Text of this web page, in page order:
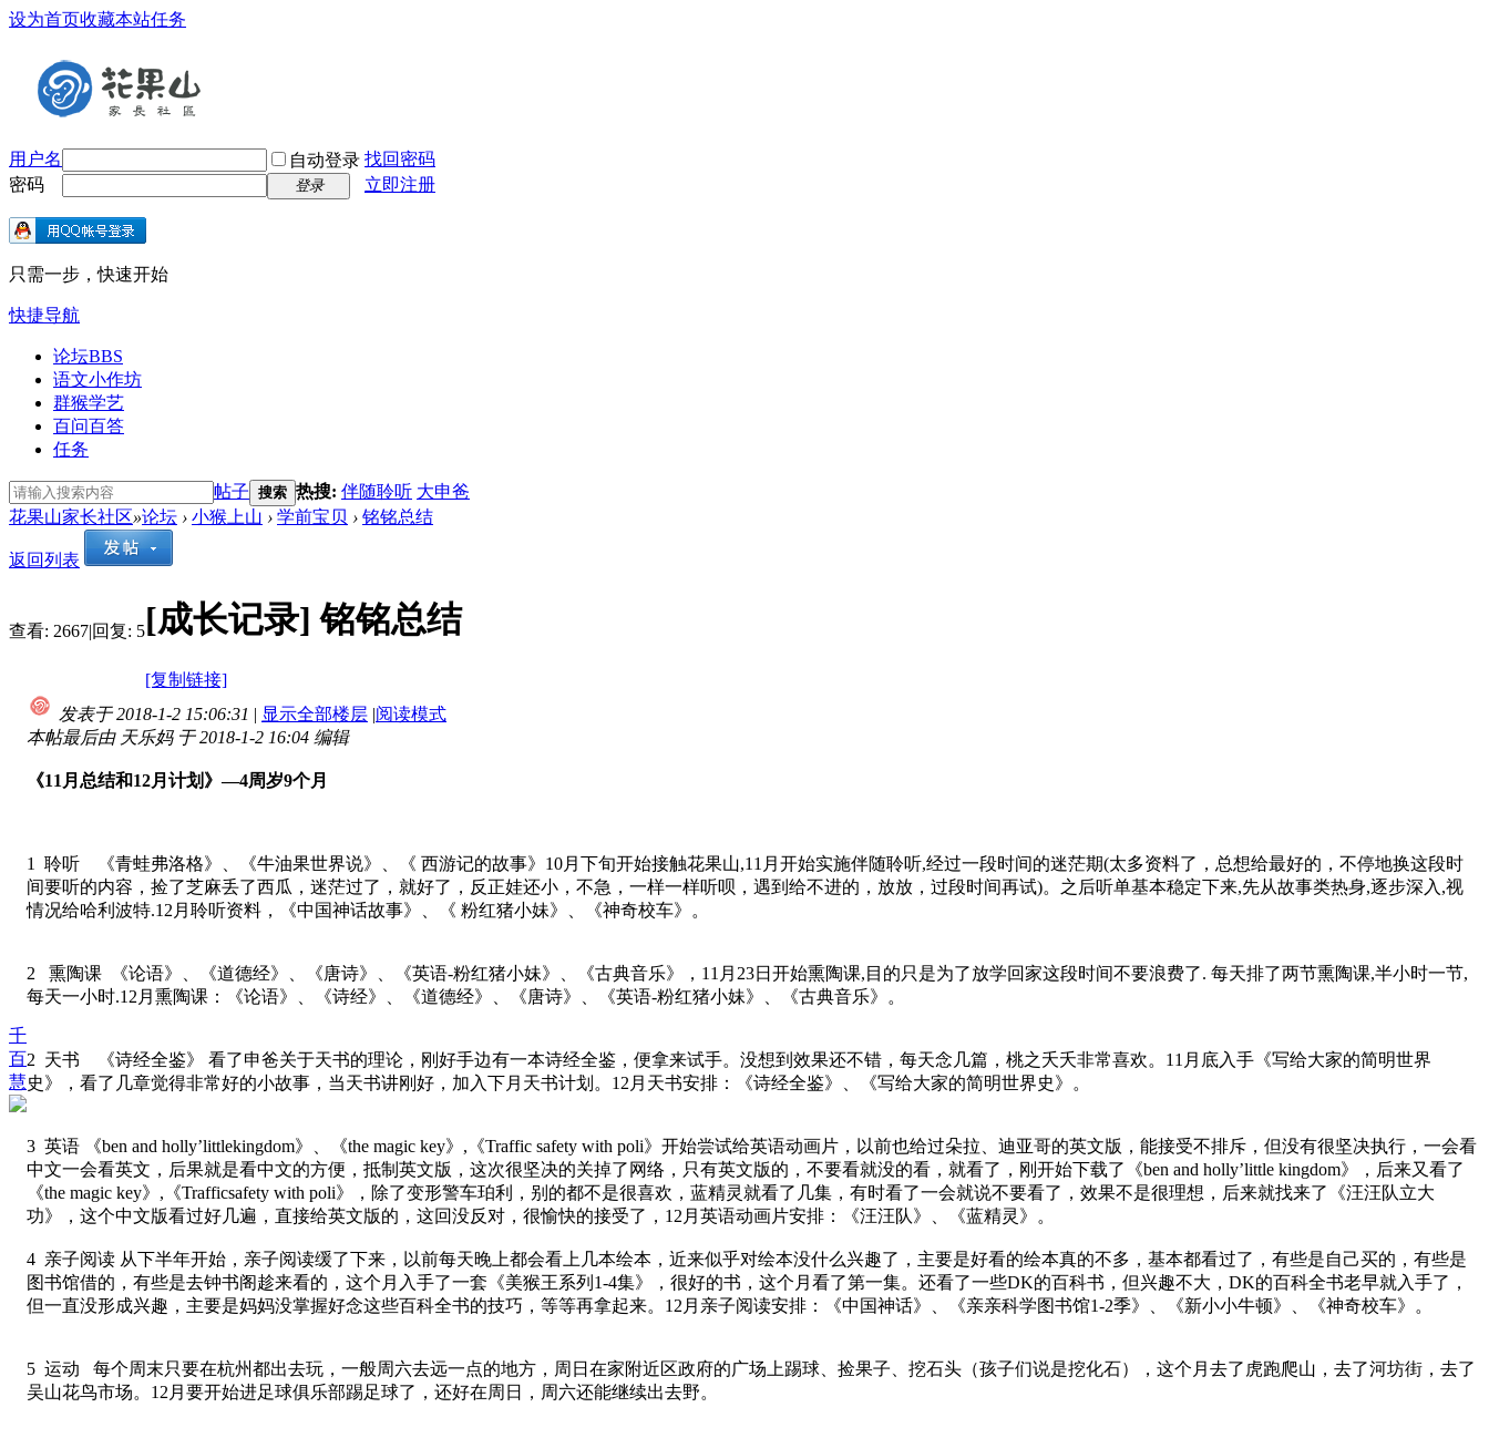
设为首页收藏本站任务
用户名 自动登录 找回密码
密码
登录 立即注册
只需一步，快速开始
快捷导航
论坛BBS
语文小作坊
群猴学艺
百问百答
任务
帖子 搜索 热搜: 伴随聆听 大申爸
花果山家长社区»论坛 › 小猴上山 › 学前宝贝 › 铭铭总结
返回列表
查看: 2667|回复: 5[成长记录]铭铭总结
[复制链接]
千
百
慧
发表于 2018-1-2 15:06:31 | 显示全部楼层 |阅读模式
本帖最后由 天乐妈 于 2018-1-2 16:04 编辑
《11月总结和12月计划》—4周岁9个月
1 聆听 《青蛙弗洛格》、《牛油果世界说》、《 西游记的故事》10月下旬开始接触花果山,11月开始实施伴随聆听,经过一段时间的迷茫期(太多资料了，总想给最好的，不停地换这段时
间要听的内容，捡了芝麻丢了西瓜，迷茫过了，就好了，反正娃还小，不急，一样一样听呗，遇到给不进的，放放，过段时间再试)。之后听单基本稳定下来,先从故事类热身,逐步深入,视
情况给哈利波特.12月聆听资料，《中国神话故事》、《 粉红猪小妹》、《神奇校车》。
2 熏陶课 《论语》、《道德经》、《唐诗》、《英语-粉红猪小妹》、《古典音乐》，11月23日开始熏陶课,目的只是为了放学回家这段时间不要浪费了. 每天排了两节熏陶课,半小时一节,
每天一小时.12月熏陶课：《论语》、《诗经》、《道德经》、《唐诗》、《英语-粉红猪小妹》、《古典音乐》。
2 天书 《诗经全鉴》 看了申爸关于天书的理论，刚好手边有一本诗经全鉴，便拿来试手。没想到效果还不错，每天念几篇，桃之夭夭非常喜欢。11月底入手《写给大家的简明世界
史》，看了几章觉得非常好的小故事，当天书讲刚好，加入下月天书计划。12月天书安排：《诗经全鉴》、《写给大家的简明世界史》。
3 英语 《ben and holly’littlekingdom》、《the magic key》,《Traffic safety with poli》开始尝试给英语动画片，以前也给过朵拉、迪亚哥的英文版，能接受不排斥，但没有很坚决执行，一会看
中文一会看英文，后果就是看中文的方便，抵制英文版，这次很坚决的关掉了网络，只有英文版的，不要看就没的看，就看了，刚开始下载了《ben and holly’little kingdom》，后来又看了
《the magic key》,《Trafficsafety with poli》，除了变形警车珀利，别的都不是很喜欢，蓝精灵就看了几集，有时看了一会就说不要看了，效果不是很理想，后来就找来了《汪汪队立大
功》，这个中文版看过好几遍，直接给英文版的，这回没反对，很愉快的接受了，12月英语动画片安排：《汪汪队》、《蓝精灵》。
4 亲子阅读 从下半年开始，亲子阅读缓了下来，以前每天晚上都会看上几本绘本，近来似乎对绘本没什么兴趣了，主要是好看的绘本真的不多，基本都看过了，有些是自己买的，有些是
图书馆借的，有些是去钟书阁趁来看的，这个月入手了一套《美猴王系列1-4集》，很好的书，这个月看了第一集。还看了一些DK的百科书，但兴趣不大，DK的百科全书老早就入手了，
但一直没形成兴趣，主要是妈妈没掌握好念这些百科全书的技巧，等等再拿起来。12月亲子阅读安排：《中国神话》、《亲亲科学图书馆1-2季》、《新小小牛顿》、《神奇校车》。
5 运动 每个周末只要在杭州都出去玩，一般周六去远一点的地方，周日在家附近区政府的广场上踢球、捡果子、挖石头（孩子们说是挖化石），这个月去了虎跑爬山，去了河坊街，去了
吴山花鸟市场。12月要开始进足球俱乐部踢足球了，还好在周日，周六还能继续出去野。